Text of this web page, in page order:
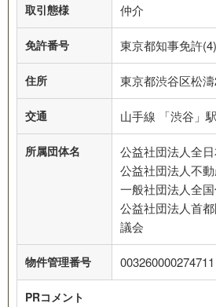
取引態様 仲介
免許番号 東京都知事免許
住所 東京都渋谷区松
交通 山手線 「渋谷」
所属団体名
公益社団法人全
公益社団法人不
一般社団法人全
公益社団法人首
議会
物件管理番号 003260000274711
PRコメント